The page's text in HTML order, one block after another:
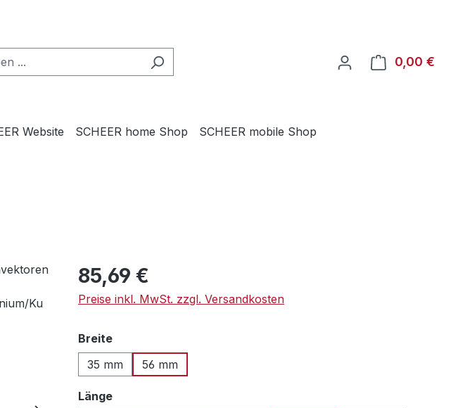
0,00 €
Website SCHEER home Shop SCHEER mobile Shop
Regulärer Preis:
85,69 €
Preise inkl. MwSt. zzgl. Versandkosten
Breiteauswählen
35 mm
56 mm
Längeauswählen